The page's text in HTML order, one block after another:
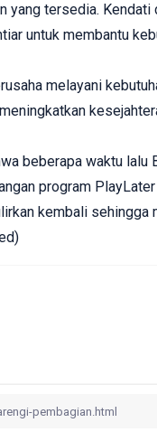
yang tersedia. Kendati
untuk membantu
melayani
beberapa waktu lalu
program
kembali